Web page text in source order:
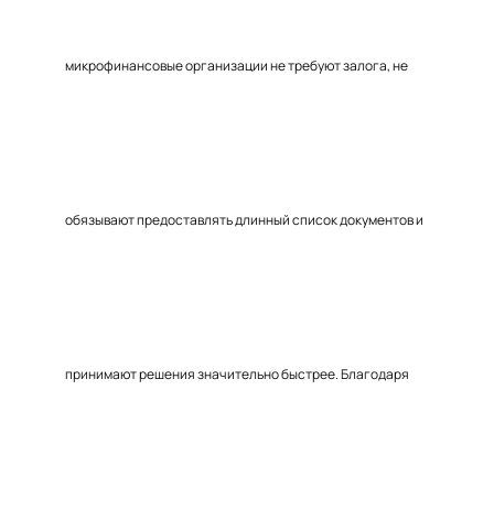
микрофинансовые организации не требуют залога, не
обязывают предоставлять длинный список документов и
принимают решения значительно быстрее. Благодаря